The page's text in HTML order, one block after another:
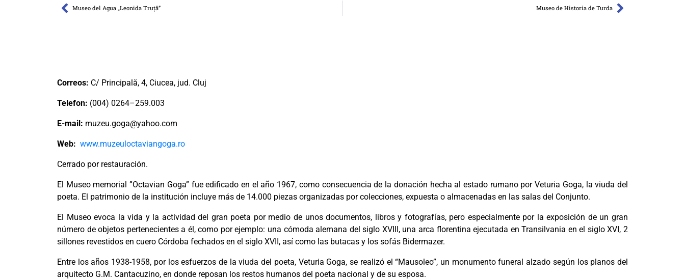
Museo del Agua „Leonida Truță” Museo de Historia de Turda
Correos: C/ Principală, 4, Ciucea, jud. Cluj
Telefon: (004) 0264–259.003
E-mail: muzeu.goga@yahoo.com
Web: www.muzeuloctaviangoga.ro
Cerrado por restauración.
El Museo memorial ”Octavian Goga” fue edificado en el año 1967, como consecuencia de la donación hecha al estado rumano por Veturia Goga, la viuda del
poeta. El patrimonio de la institución incluye más de 14.000 piezas organizadas por colecciones, expuesta o almacenadas en las salas del Conjunto.
El Museo evoca la vida y la actividad del gran poeta por medio de unos documentos, libros y fotografías, pero especialmente por la exposición de un gran
número de objetos pertenecientes a él, como por ejemplo: una cómoda alemana del siglo XVIII, una arca florentina ejecutada en Transilvania en el siglo XVI, 2
sillones revestidos en cuero Córdoba fechados en el siglo XVII, así como las butacas y los sofás Bidermazer.
Entre los años 1938-1958, por los esfuerzos de la viuda del poeta, Veturia Goga, se realizó el “Mausoleo”, un monumento funeral alzado según los planos del
arquitecto G.M. Cantacuzino, en donde reposan los restos humanos del poeta nacional y de su esposa.